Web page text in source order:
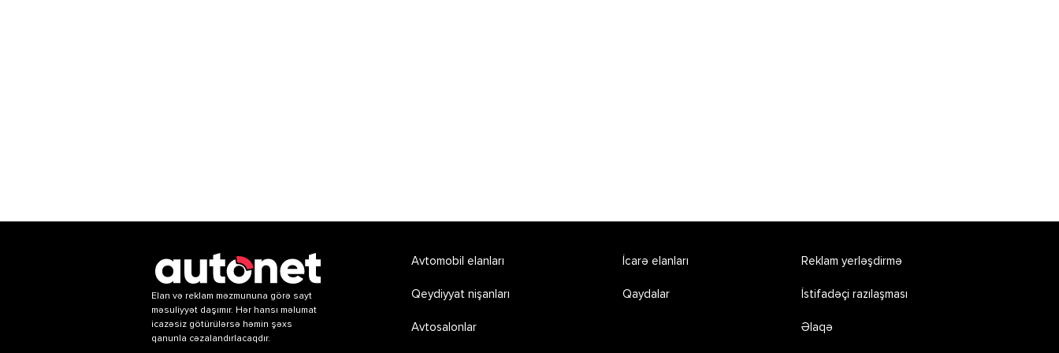
Elan və reklam məzmununa görə sayt
məsuliyyət daşımır. Hər hansı məlumat
icazəsiz götürülərsə həmin şəxs
qanunla cəzalandırlacaqdır.
Avtomobil elanları
Qeydiyyat nişanları
Avtosalonlar
İcarə elanları
Qaydalar
Reklam yerləşdirmə
İstifadəçi razılaşması
Əlaqə